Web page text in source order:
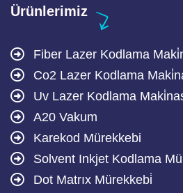
Ürünlerimiz
Fiber Lazer Kodlama
Co2 Lazer Kodlama
Uv Lazer Kodlama
A20 Vakum
Karekod Mürekkebi
Solvent Inkjet Kodlama
Dot Matrıx Mürekkebi̇